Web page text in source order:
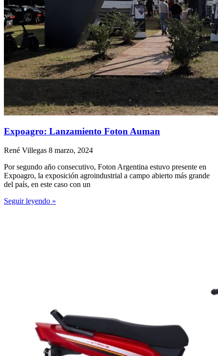
Expoagro: Lanzamiento Foton Auman
René Villegas 8 marzo, 2024
Por segundo año consecutivo, Foton Argentina estuvo presente en
Expoagro, la exposición agroindustrial a campo abierto más grande
del país, en este caso con un
Seguir leyendo »